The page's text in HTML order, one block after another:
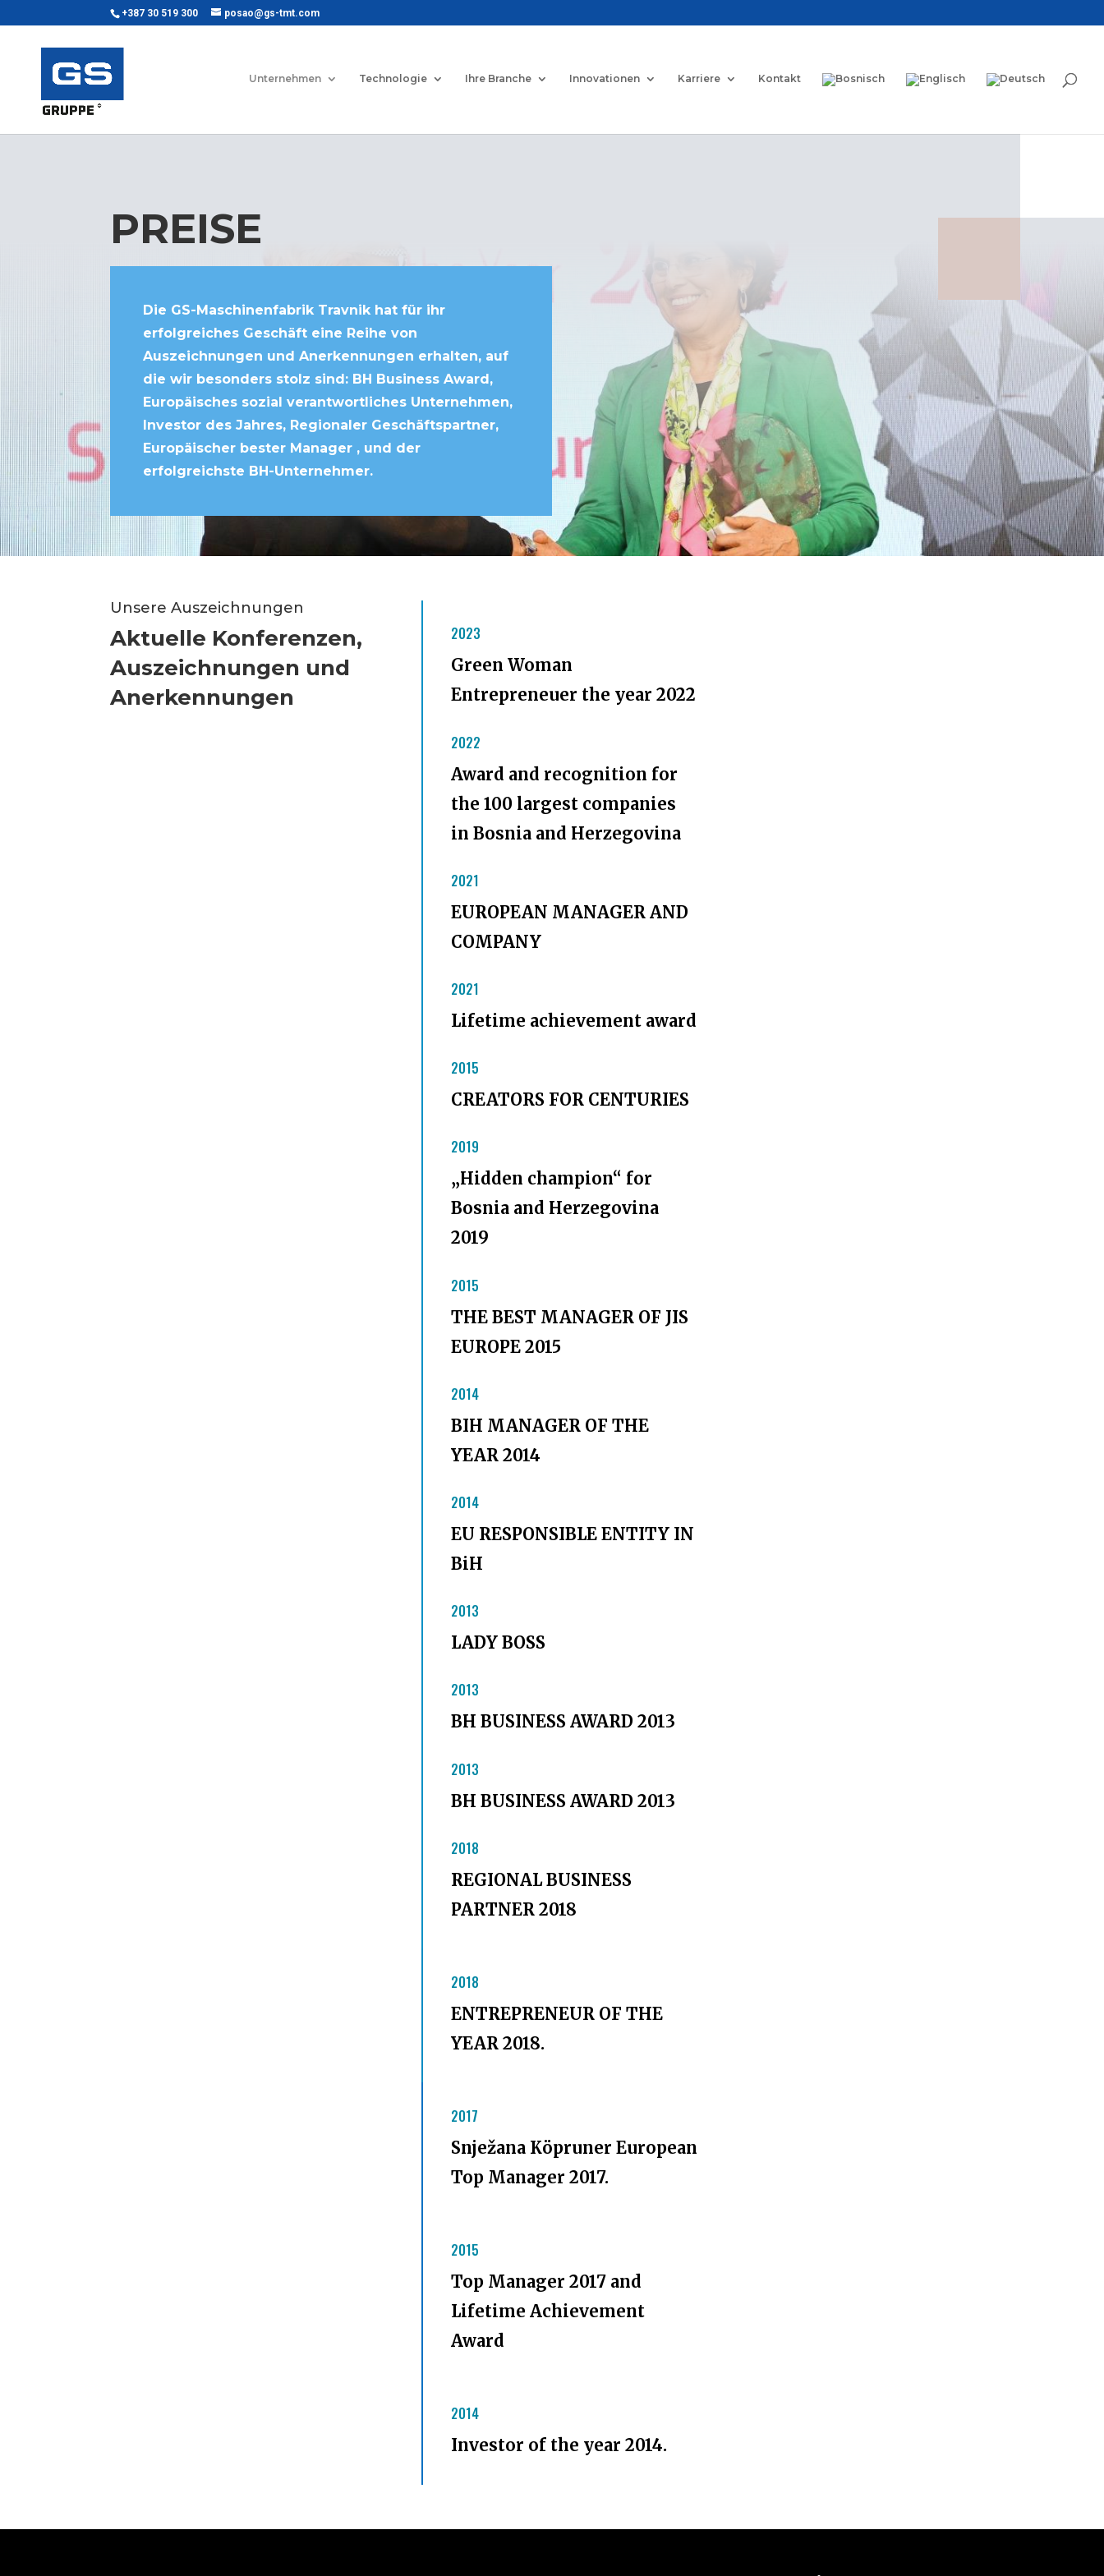
+387 30 519 300 posao@gs-tmt.com
Unternehmen Technologie Ihre Branche Innovationen Karriere Kontakt
PREISE
Die GS-Maschinenfabrik Travnik hat für ihr
erfolgreiches Geschäft eine Reihe von
Auszeichnungen und Anerkennungen erhalten, auf
die wir besonders stolz sind: BH Business Award,
Europäisches sozial verantwortliches Unternehmen,
Investor des Jahres, Regionaler Geschäftspartner,
Europäischer bester Manager , und der
erfolgreichste BH-Unternehmer.
Unsere Auszeichnungen
Aktuelle Konferenzen,
Auszeichnungen und
Anerkennungen
2023
Green Woman
Entrepreneuer the year 2022
2022
Award and recognition for
the 100 largest companies
in Bosnia and Herzegovina
2021
EUROPEAN MANAGER AND
COMPANY
2021
Lifetime achievement award
2015
CREATORS FOR CENTURIES
2019
„Hidden champion“ for
Bosnia and Herzegovina
2019
2015
THE BEST MANAGER OF JIS
EUROPE 2015
2014
BIH MANAGER OF THE
YEAR 2014
2014
EU RESPONSIBLE ENTITY IN
BiH
2013
LADY BOSS
2013
BH BUSINESS AWARD 2013
2013
BH BUSINESS AWARD 2013
2018
REGIONAL BUSINESS
PARTNER 2018
2018
ENTREPRENEUR OF THE
YEAR 2018.
2017
Snježana Köpruner European
Top Manager 2017.
2015
Top Manager 2017 and
Lifetime Achievement
Award
2014
Investor of the year 2014.